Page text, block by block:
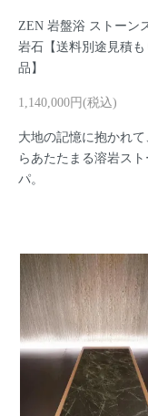
ZEN 岩盤浴 ストーン
岩石【送料別途見積も
品】
1,140,000円(税込)
大地の記憶に抱かれ
らあたたまる溶岩スト
パ。